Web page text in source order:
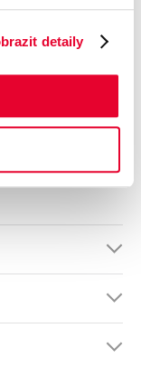
detaily
DPH
kód